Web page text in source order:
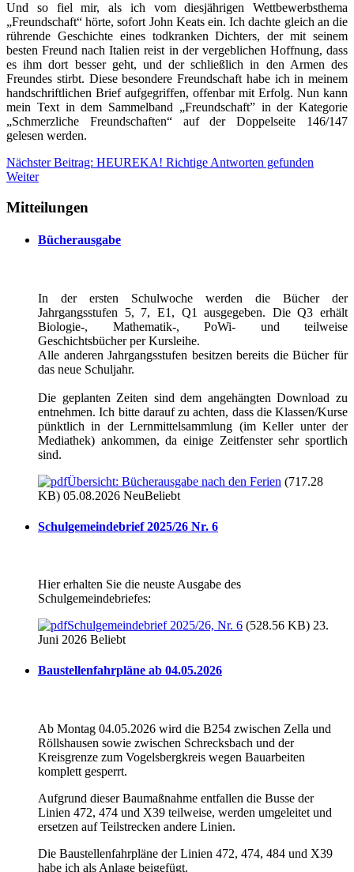
Und so fiel mir, als ich vom diesjährigen Wettbewerbsthema
„Freundschaft“ hörte, sofort John Keats ein. Ich dachte gleich an die
rührende Geschichte eines todkranken Dichters, der mit seinem
besten Freund nach Italien reist in der vergeblichen Hoffnung, dass
es ihm dort besser geht, und der schließlich in den Armen des
Freundes stirbt. Diese besondere Freundschaft habe ich in meinem
handschriftlichen Brief aufgegriffen, offenbar mit Erfolg. Nun kann
mein Text in dem Sammelband „Freundschaft” in der Kategorie
„Schmerzliche Freundschaften“ auf der Doppelseite 146/147
gelesen werden.
Nächster Beitrag: HEUREKA! Richtige Antworten gefunden
Weiter
Mitteilungen
Bücherausgabe
In der ersten Schulwoche werden die Bücher der
Jahrgangsstufen 5, 7, E1, Q1 ausgegeben. Die Q3 erhält
Biologie-, Mathematik-, PoWi- und teilweise
Geschichtsbücher per Kursleihe.
Alle anderen Jahrgangsstufen besitzen bereits die Bücher für
das neue Schuljahr.
Die geplanten Zeiten sind dem angehängten Download zu
entnehmen. Ich bitte darauf zu achten, dass die Klassen/Kurse
pünktlich in der Lernmittelsammlung (im Keller unter der
Mediathek) ankommen, da einige Zeitfenster sehr sportlich
sind.
Übersicht: Bücherausgabe nach den Ferien (717.28
KB) 05.08.2026 NeuBeliebt
Schulgemeindebrief 2025/26 Nr. 6
Hier erhalten Sie die neuste Ausgabe des
Schulgemeindebriefes:
Schulgemeindebrief 2025/26, Nr. 6 (528.56 KB) 23.
Juni 2026 Beliebt
Baustellenfahrpläne ab 04.05.2026
Ab Montag 04.05.2026 wird die B254 zwischen Zella und
Röllshausen sowie zwischen Schrecksbach und der
Kreisgrenze zum Vogelsbergkreis wegen Bauarbeiten
komplett gesperrt.
Aufgrund dieser Baumaßnahme entfallen die Busse der
Linien 472, 474 und X39 teilweise, werden umgeleitet und
ersetzen auf Teilstrecken andere Linien.
Die Baustellenfahrpläne der Linien 472, 474, 484 und X39
habe ich als Anlage beigefügt.